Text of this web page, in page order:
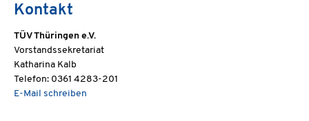
Kontakt
TÜV Thüringen e.V.
Vorstandssekretariat
Katharina Kalb
Telefon: 0361 4283-201
E-Mail schreiben